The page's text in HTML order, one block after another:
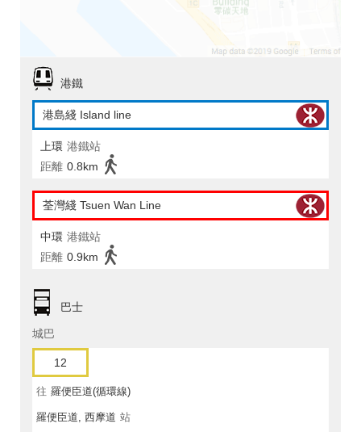
港鐵
港島綫 Island line
上環 港鐵站
距離 0.8km
荃灣綫 Tsuen Wan Line
中環 港鐵站
距離 0.9km
巴士
城巴
12
往 羅便臣道(循環線)
羅便臣道, 西摩道 站